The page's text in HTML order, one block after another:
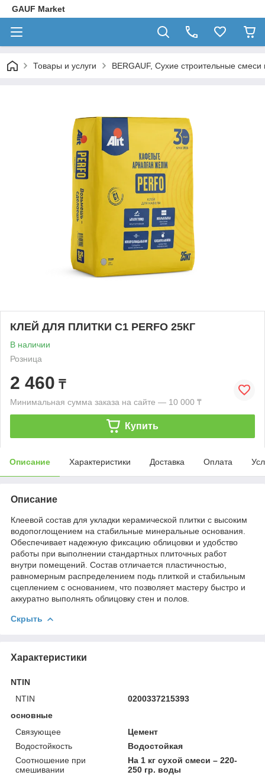
GAUF Market
Товары и услуги BERGAUF, Сухие строительные
КЛЕЙ ДЛЯ ПЛИТКИ C1 PERFO 25КГ
В наличии
Розница
2 460 ₸
Минимальная сумма заказа на сайте — 10 000 ₸
Купить
Описание Характеристики Доставка Оплата
Описание
Клеевой состав для укладки керамической плитки с высоким
водопоглощением на стабильные минеральные основания.
Обеспечивает надежную фиксацию облицовки и удобство
работы при выполнении стандартных плиточных работ
внутри помещений. Состав отличается пластичностью,
равномерным распределением подь плиткой и стабильным
сцеплением с основанием, что позволяет мастеру быстро и
аккуратно выполнять облицовку стен и полов.
Скрыть
Характеристики
NTIN
NTIN
0200337215393
основные
Связующее
Цемент
Водостойкость
Водостойкая
Соотношение при
смешивании
На 1 кг сухой смеси – 220-
250 гр. воды